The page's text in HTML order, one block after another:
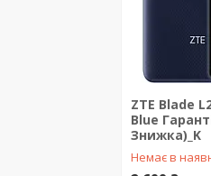
ZTE Blade
Blue
Знижка)_K
Немає в